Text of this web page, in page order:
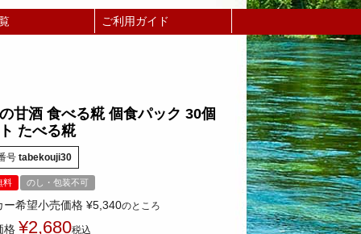
ご利用ガイド
甘酒 食べる糀 個食パック 30個
たべる糀
号 tabekouji30
料 のし・包装不可
ー希望小売価格 ¥5,340のところ
格 ¥2,680税込